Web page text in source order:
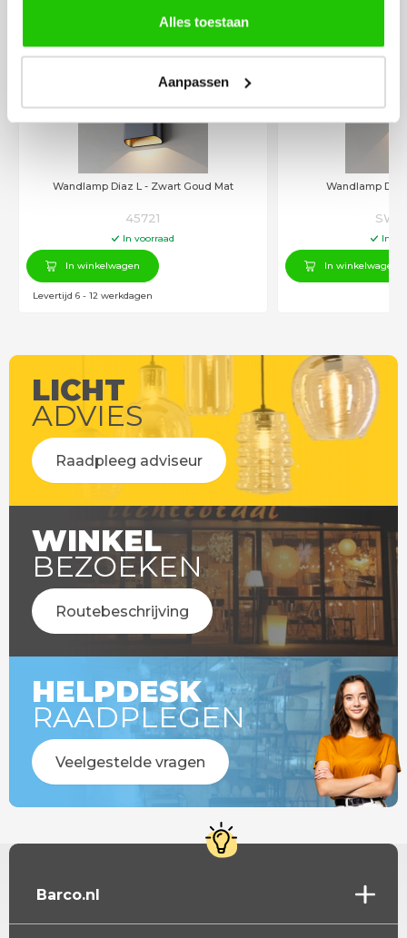
Alles toestaan
Aanpassen
Wandlamp Diaz L - Zwart Goud Mat
45721
In voorraad
In winkelwagen
Levertijd 6 - 12 werkdagen
In
In winkelwagen
LICHT
ADVIES
Raadpleeg adviseur
WINKEL
BEZOEKEN
Routebeschrijving
HELPDESK
RAADPLEGEN
Veelgestelde vragen
Barco.nl